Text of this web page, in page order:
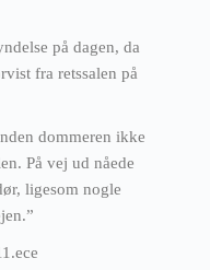
på dagen, da
fra retssalen på
dommeren ikke
På vej ud nåede
ligesom nogle